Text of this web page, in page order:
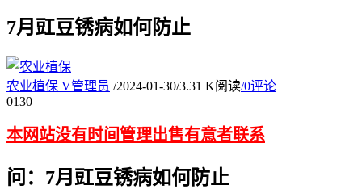
7月豇豆锈病如何防止
农业植保 V管理员 /2024-01-30/3.31 K阅读/0评论
0130
本网站没有时间管理出售有意者联系
问：7月豇豆锈病如何防止